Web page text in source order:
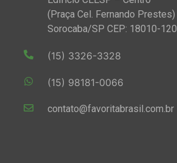
(Praça Cel. Fernando Prestes)
Sorocaba/SP CEP: 18010-120
(15) 3326-3328
(15) 98181-0066
contato@favoritabrasil.com.br